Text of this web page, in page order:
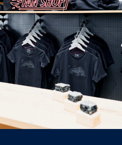
Alle anzeigen
Alle anzeigen